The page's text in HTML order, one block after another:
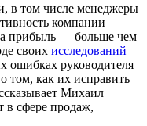
в том числе менеджеры
компании
а прибыль — больше чем
своих исследований
ошибках руководителя
том, как их исправить
Михаил
в сфере продаж,